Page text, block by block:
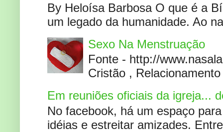
By Heloísa Barbosa O que é a
um legado da humanidade. Ao
Sexo Na Menstruação
Fonte - http://
Cristão ,
Em reuniões oficiais da igreja...
No facebook, há um espaço
idéias e estreitar amizades.